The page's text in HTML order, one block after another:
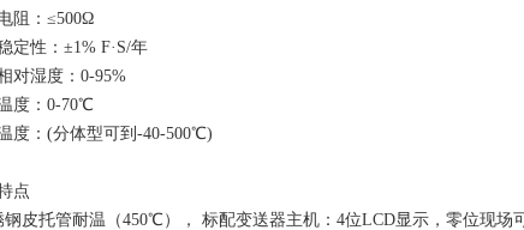
阻：≤500Ω
定性：±1% F·S/年
对湿度：0-95%
度：0-70℃
度：(分体型可到-40-500℃)
点
钢皮托管耐温（450℃）， 标配变送器主机：4位LCD显示，零位现场